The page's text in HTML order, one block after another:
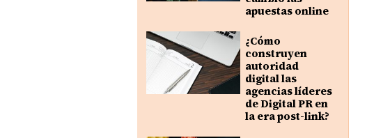
apuestas online
¿Cómo
construyen
autoridad
digital las
agencias líderes
de Digital PR en
la era post-link?